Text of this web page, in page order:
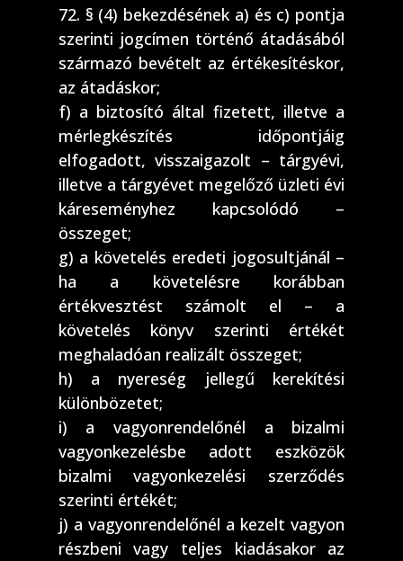
72. § (4) bekezdésének a) és c) pontja
szerinti jogcímen történő átadásából
származó bevételt az értékesítéskor,
az átadáskor;
f) a biztosító által fizetett, illetve a
mérlegkészítés időpontjáig
elfogadott, visszaigazolt – tárgyévi,
illetve a tárgyévet megelőző üzleti évi
káreseményhez kapcsolódó –
összeget;
g) a követelés eredeti jogosultjánál –
ha a követelésre korábban
értékvesztést számolt el – a
követelés könyv szerinti értékét
meghaladóan realizált összeget;
h) a nyereség jellegű kerekítési
különbözetet;
i) a vagyonrendelőnél a bizalmi
vagyonkezelésbe adott eszközök
bizalmi vagyonkezelési szerződés
szerinti értékét;
j) a vagyonrendelőnél a kezelt vagyon
részbeni vagy teljes kiadásakor az